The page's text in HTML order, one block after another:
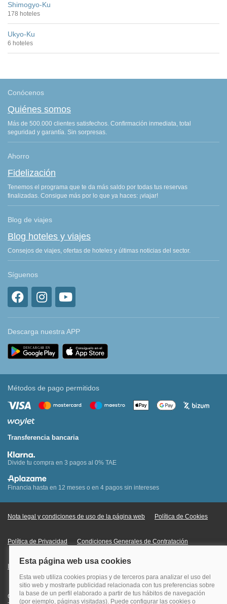
Shimogyo-Ku
178 hoteles
Ukyo-Ku
6 hoteles
Conócenos
Quiénes somos
Más de 500.000 clientes satisfechos. Confirmación inmediata, total
seguridad y garantía. Sin sorpresas.
Ahorro
Fidelización
Tenemos el programa que te da más saldo por todas tus reservas
finalizadas. Consigue más por lo que ya haces: ¡viajar!
Blog de viajes
Blog hoteles y viajes
Consejos de viajes, ofertas de hoteles y últimas noticias del sector.
Síguenos
Descarga nuestra APP
Métodos de pago permitidos
Transferencia bancaria
Divide tu compra en 3 pagos al 0% TAE
Financia hasta en 12 meses o en 4 pagos sin intereses
Nota legal y condiciones de uso de la página web Política de Cookies
Política de Privacidad Condiciones Generales de Contratación
Información Legal sobre Mercados en Línea
Quehoteles.com - Especialistas en hoteles © Copyright Veturis Travel S.A.